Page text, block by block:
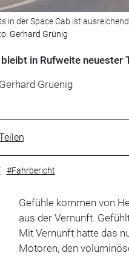
in der Space Cab ist
Gerhard Grünig
bleibt in Rufweite
Gruenig
#Fahrbericht
Gefühle kommen von
aus der Vernunft.
Mit Vernunft hatte das
Motoren, den